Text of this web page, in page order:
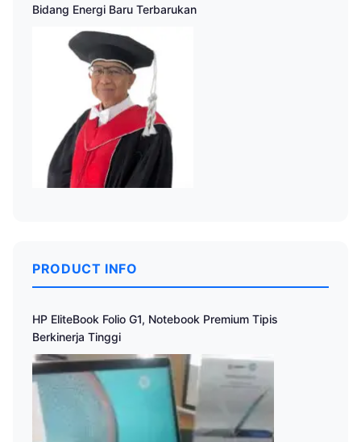
Bidang Energi Baru Terbarukan
PRODUCT INFO
HP EliteBook Folio G1, Notebook Premium Tipis
Berkinerja Tinggi